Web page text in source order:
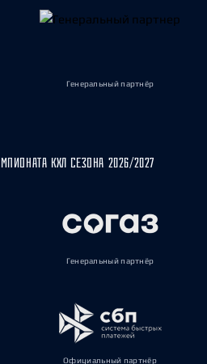
Генеральный партнёр
КХЛ СЕЗОНА 2026/2027
Генеральный партнёр
Официальный партнёр